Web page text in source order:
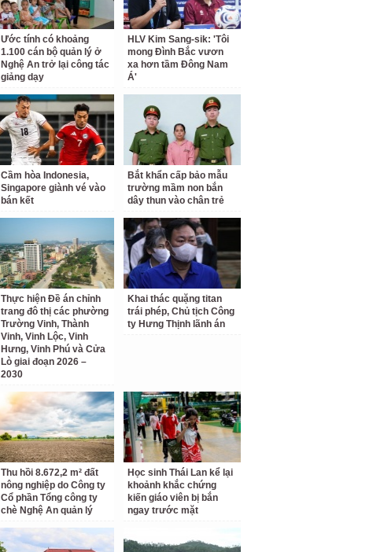
Ước tính có khoảng
1.100 cán bộ quản lý ở
Nghệ An trở lại công tác
giảng dạy
HLV Kim Sang-sik: 'Tôi
mong Đình Bắc vươn
xa hơn tầm Đông Nam
Á'
Cầm hòa Indonesia,
Singapore giành vé vào
bán kết
Bắt khẩn cấp bảo mẫu
trường mầm non bắn
dây thun vào chân trẻ
Thực hiện Đề án chỉnh
trang đô thị các phường
Trường Vinh, Thành
Vinh, Vinh Lộc, Vinh
Hưng, Vinh Phú và Cửa
Lò giai đoạn 2026 –
2030
Khai thác quặng titan
trái phép, Chủ tịch Công
ty Hưng Thịnh lãnh án
Thu hồi 8.672,2 m² đất
nông nghiệp do Công ty
Cổ phần Tổng công ty
chè Nghệ An quản lý
Học sinh Thái Lan kể lại
khoảnh khắc chứng
kiến giáo viên bị bắn
ngay trước mặt